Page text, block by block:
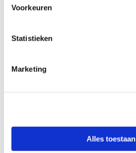
Voorkeuren
Statistieken
Marketing
Alles toestaan